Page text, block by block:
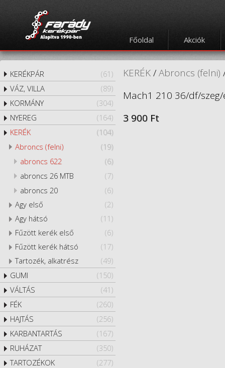
Főoldal Akciók
(61)
KERÉKPÁR
(89)
VÁZ, VILLA
(304)
KORMÁNY
(164)
NYEREG
(104)
KERÉK
(19)
Abroncs (felni)
(6)
abroncs 622
(7)
abroncs 26 MTB
(6)
abroncs 20
(2)
Agy első
(11)
Agy hátsó
(6)
Fűzött kerék első
(17)
Fűzött kerék hátsó
(49)
Tartozék, alkatrész
(150)
GUMI
(41)
VÁLTÁS
(260)
FÉK
(256)
HAJTÁS
(167)
KARBANTARTÁS
(350)
RUHÁZAT
(277)
TARTOZÉKOK
KERÉK/Abroncs (felni)
Mach1 210 36/df/
3 900 Ft